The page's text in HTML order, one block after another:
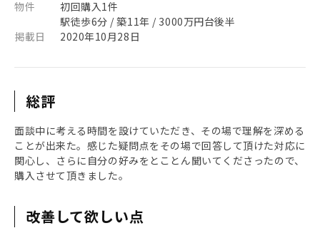
物件
初回購入1件
駅徒歩6分 / 築11年 / 3000万円台後半
掲載日
2020年10月28日
総評
面談中に考える時間を設けていただき、その場で理解を深める
ことが出来た。感じた疑問点をその場で回答して頂けた対応に
関心し、さらに自分の好みをとことん聞いてくださったので、
購入させて頂きました。
改善して欲しい点